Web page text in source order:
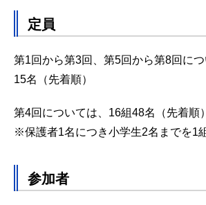
定員
第1回から第3回、第5回から第8回に
15名（先着順）
第4回については、16組48名（先着順）
※保護者1名につき小学生2名までを1
参加者